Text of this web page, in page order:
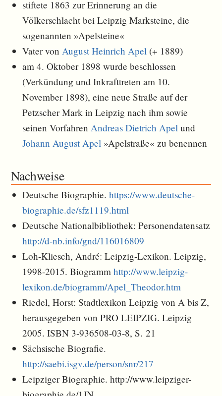
stiftete 1863 zur Erinnerung an die
Völkerschlacht bei Leipzig Marksteine, die
sogenannten »Apelsteine«
Vater vonAugust Heinrich Apel (+ 1889)
am 4. Oktober 1898 wurde beschlossen
(Verkündung und Inkrafttreten am 10.
November 1898), eine neue Straße auf der
Petzscher Mark in Leipzig nach ihm sowie
seinen VorfahrenAndreas Dietrich Apel und
Johann August Apel »Apelstraße« zu benennen
Nachweise
Deutsche Biographie.https://www.deutsche-
biographie.de/sfz1119.html
Deutsche Nationalbibliothek: Personendatensatz
http://d-nb.info/gnd/116016809
Loh-Kliesch, André: Leipzig-Lexikon. Leipzig,
1998-2015. Biogrammhttp://www.leipzig-
lexikon.de/biogramm/Apel_Theodor.htm
Riedel, Horst: Stadtlexikon Leipzig von A bis Z,
herausgegeben von PRO LEIPZIG. Leipzig
2005. ISBN 3-936508-03-8, S. 21
Sächsische Biografie.
http://saebi.isgv.de/person/snr/217
Leipziger Biographie. http://www.leipziger-